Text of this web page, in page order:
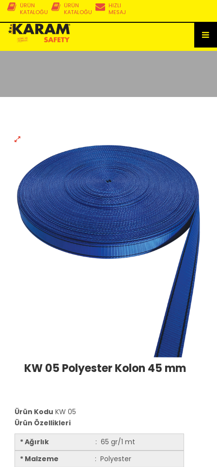
HIZLI
MESAJ
ÜRÜN
KATALOĞU
ÜRÜN
KATALOĞU
KW 05 Polyester Kolon 45 mm
Ürün Kodu KW 05
Ürün Özellikleri
* Ağırlık
: 65 gr/1 mt
* Malzeme
: Polyester